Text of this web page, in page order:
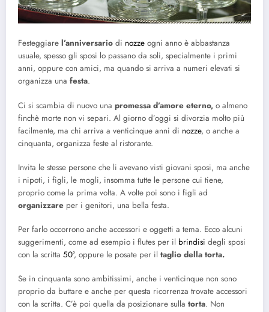
Festeggiare l’anniversario di nozze ogni anno è abbastanza
usuale, spesso gli sposi lo passano da soli, specialmente i primi
anni, oppure con amici, ma quando si arriva a numeri elevati si
organizza una festa.
Ci si scambia di nuovo una promessa d’amore eterno, o almeno
finchè morte non vi separi. Al giorno d’oggi si divorzia molto più
facilmente, ma chi arriva a venticinque anni di nozze, o anche a
cinquanta, organizza feste al ristorante.
Invita le stesse persone che li avevano visti giovani sposi, ma anche
i nipoti, i figli, le mogli, insomma tutte le persone cui tiene,
proprio come la prima volta. A volte poi sono i figli ad
organizzare per i genitori, una bella festa.
Per farlo occorrono anche accessori e oggetti a tema. Ecco alcuni
suggerimenti, come ad esempio i flutes per il brindisi degli sposi
con la scritta 50°, oppure le posate per il taglio della torta.
Se in cinquanta sono ambitissimi, anche i venticinque non sono
proprio da buttare e anche per questa ricorrenza trovate accessori
con la scritta. C’è poi quella da posizionare sulla torta. Non